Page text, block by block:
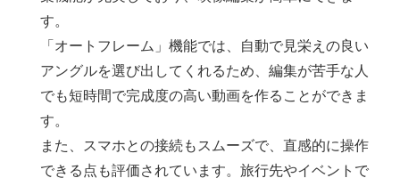
す。
「オートフレーム」機能では、自動で見栄えの良い
アングルを選び出してくれるため、編集が苦手な人
でも短時間で完成度の高い動画を作ることができま
す。
また、スマホとの接続もスムーズで、直感的に操作
できる点も評価されています。旅行先やイベントで